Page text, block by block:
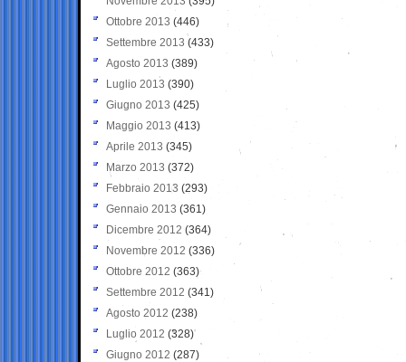
Ottobre 2013 (446)
Settembre 2013 (433)
Agosto 2013 (389)
Luglio 2013 (390)
Giugno 2013 (425)
Maggio 2013 (413)
Aprile 2013 (345)
Marzo 2013 (372)
Febbraio 2013 (293)
Gennaio 2013 (361)
Dicembre 2012 (364)
Novembre 2012 (336)
Ottobre 2012 (363)
Settembre 2012 (341)
Agosto 2012 (238)
Luglio 2012 (328)
Giugno 2012 (287)